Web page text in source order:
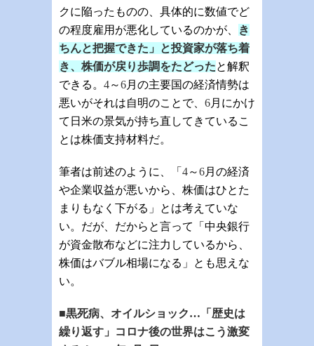
クに陥ったものの、具体的に数値でど
の程度雇用が悪化しているのかが、
き
ちんと把握できた」と投資家が落ち着
き、株価が戻り歩調をたどったと解釈
できる。 4～6月の主要国の経済情勢は
悪いがそれは自明のことで、 6月にかけ
て日米の景気が持ち直してきているこ
とは株価支持材料だ。
筆者は前述のように、「 4～6月の経済
や企業収益が悪いから、株価はひとた
まりもなく下がる」とは考えていな
い。だが、だからと言って「中央銀行
が資金散布などに注力しているから、
株価はバブル相場になる」とも思えな
い。
■黒死病、オイルショック…「歴史は
繰り返す」コロナ後の世界はこう激変